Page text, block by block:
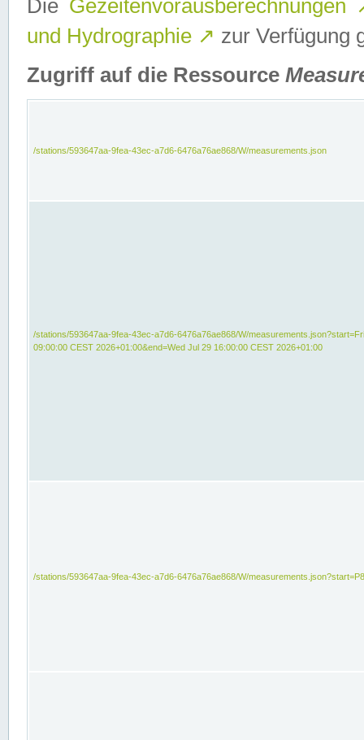
Die Gezeitenvorausberechnungen
und Hydrographie ↗ zur Verfügung
Zugriff auf die Ressource
/stations/593647aa-9fea-43ec-a7d6-6476a76ae868/W/measurements.json
/stations/593647aa-9fea-43ec-a7d6-6476a76ae868/W/
09:00:00 CEST 2026+01:00&end=Wed Jul 29 16:00:00 CEST 2026+01:00
/stations/593647aa-9fea-43ec-a7d6-6476a76ae868/W/